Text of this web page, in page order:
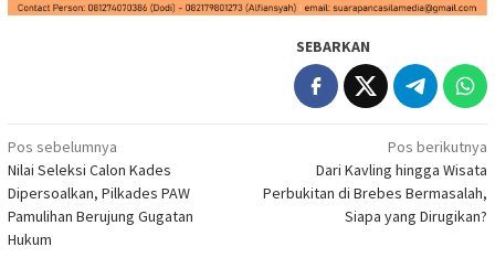
SEBARKAN
Navigasi
pos
Pos sebelumnya
Nilai Seleksi Calon Kades
Dipersoalkan, Pilkades PAW
Pamulihan Berujung Gugatan
Hukum
Pos berikutnya
Dari Kavling hingga Wisata
Perbukitan di Brebes Bermasalah,
Siapa yang Dirugikan?